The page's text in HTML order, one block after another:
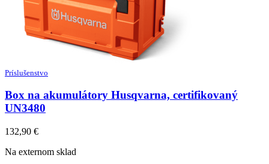
Príslušenstvo
Box na akumulátory Husqvarna, certifikovaný
UN3480
132,90 €
Na externom sklad